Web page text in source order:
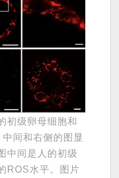
初级卵母细胞和
间和右侧的图显
中间是人的初级
ROS水平。图片